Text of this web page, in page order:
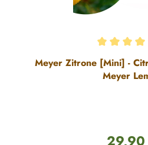
Durchschnittliche Bewertung
Meyer Zitrone [Mini] -
Meyer
Regulärer
29,90